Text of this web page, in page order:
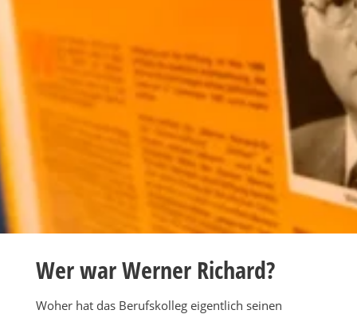
Wer war Werner Richard?
Woher hat das Berufskolleg eigentlich seinen